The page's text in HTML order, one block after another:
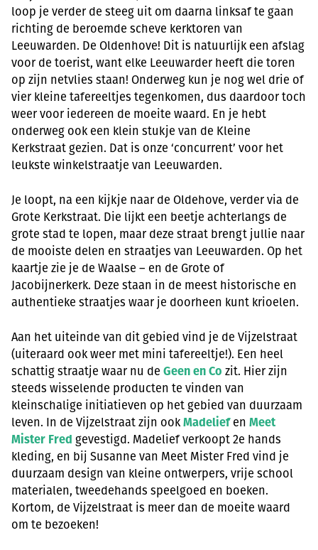
loop je verder de steeg uit om daarna linksaf te gaan
richting de beroemde scheve kerktoren van
Leeuwarden. De Oldenhove! Dit is natuurlijk een afslag
voor de toerist, want elke Leeuwarder heeft die toren
op zijn netvlies staan! Onderweg kun je nog wel drie of
vier kleine tafereeltjes tegenkomen, dus daardoor toch
weer voor iedereen de moeite waard. En je hebt
onderweg ook een klein stukje van de Kleine
Kerkstraat gezien. Dat is onze ‘concurrent’ voor het
leukste winkelstraatje van Leeuwarden.
Je loopt, na een kijkje naar de Oldehove, verder via de
Grote Kerkstraat. Die lijkt een beetje achterlangs de
grote stad te lopen, maar deze straat brengt jullie naar
de mooiste delen en straatjes van Leeuwarden. Op het
kaartje zie je de Waalse – en de Grote of
Jacobijnerkerk. Deze staan in de meest historische en
authentieke straatjes waar je doorheen kunt krioelen.
Aan het uiteinde van dit gebied vind je de Vijzelstraat
(uiteraard ook weer met mini tafereeltje!). Een heel
schattig straatje waar nu deGeen en Co zit. Hier zijn
steeds wisselende producten te vinden van
kleinschalige initiatieven op het gebied van duurzaam
leven. In de Vijzelstraat zijn ookMadeliefenMeet
Mister Fred gevestigd. Madelief verkoopt 2e hands
kleding, en bij Susanne van Meet Mister Fred vind je
duurzaam design van kleine ontwerpers, vrije school
materialen, tweedehands speelgoed en boeken.
Kortom, de Vijzelstraat is meer dan de moeite waard
om te bezoeken!